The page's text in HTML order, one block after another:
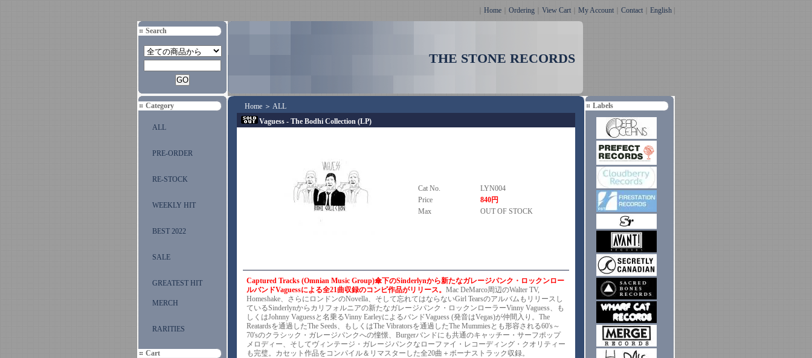
Home Ordering View Cart My Account Contact English
Search
THE STONE RECORDS
Category
ALL
PRE-ORDER
RE-STOCK
WEEKLY HIT
BEST 2022
SALE
GREATEST HIT
MERCH
RARITIES
Cart
Home ＞ ALL
Vaguess - The Bodhi Collection (LP)
Cat No.
LYN004
Price
840円
Max
OUT OF STOCK
Captured Tracks (Omnian Music Group)傘下のSinderlynから新たなガレージパンク・ロックンロー
ルバンドVaguessによる全21曲収録のコンピ作品がリリース。 Mac DeMarco周辺のWalter TV,
Homeshake、さらにロンドンのNovella、そして忘れてはならないGirl Tearsのアルバムもリリースし
ているSinderlynからカリフォルニアの新たなガレージパンク・ロックンローラーVinny Vaguess、も
しくはJohnny Vaguessと名乗るVinny EarleyによるバンドVaguess (発音はVegas)が仲間入り。The
Reatardsを通過したThe Seeds、もしくはThe Vibratorsを通過したThe Mummiesとも形容される60's～
70'sのクラシック・ガレージパンクへの憧憬、Burgerバンドにも共通のキャッチー・サーフポップ
メロディー、そしてヴィンテージ・ガレージパンクなローファイ・レコーディング・クオリティー
も完璧。カセット作品をコンパイル＆リマスターした全20曲＋ボーナストラック収録。
Labels